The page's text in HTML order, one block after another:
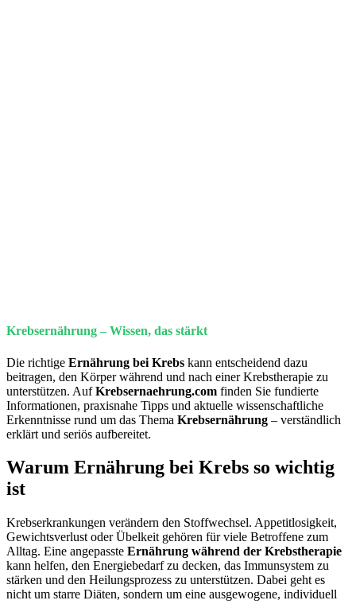
Krebsernährung – Wissen, das stärkt
Die richtige Ernährung bei Krebs kann entscheidend dazu
beitragen, den Körper während und nach einer Krebstherapie zu
unterstützen. AufKrebsernaehrung.com finden Sie fundierte
Informationen, praxisnahe Tipps und aktuelle wissenschaftliche
Erkenntnisse rund um das Thema Krebsernährung – verständlich
erklärt und seriös aufbereitet.
Warum Ernährung bei Krebs so wichtig
ist
Krebserkrankungen verändern den Stoffwechsel. Appetitlosigkeit,
Gewichtsverlust oder Übelkeit gehören für viele Betroffene zum
Alltag. Eine angepasste Ernährung während der Krebstherapie
kann helfen, den Energiebedarf zu decken, das Immunsystem zu
stärken und den Heilungsprozess zu unterstützen. Dabei geht es
nicht um starre Diäten, sondern um eine ausgewogene, individuell